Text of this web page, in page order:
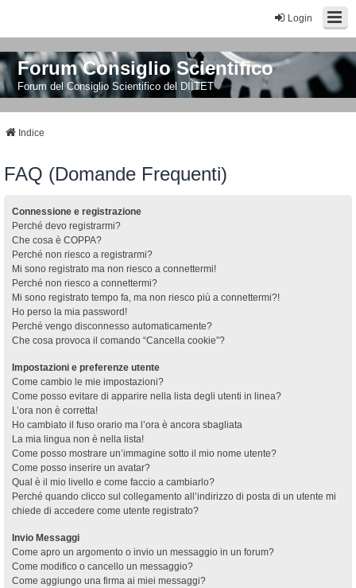
Login
Forum Consiglio Scientifico
Forum del Consiglio Scientifico del DIITET
Indice
FAQ (Domande Frequenti)
Connessione e registrazione
Perché devo registrarmi?
Che cosa è COPPA?
Perché non riesco a registrarmi?
Mi sono registrato ma non riesco a connettermi!
Perché non riesco a connettermi?
Mi sono registrato tempo fa, ma non riesco più a connettermi?!
Ho perso la mia password!
Perché vengo disconnesso automaticamente?
Che cosa provoca il comando “Cancella cookie”?
Impostazioni e preferenze utente
Come cambio le mie impostazioni?
Come posso evitare di apparire nella lista degli utenti in linea?
L’ora non è corretta!
Ho cambiato il fuso orario ma l’ora è ancora sbagliata
La mia lingua non è nella lista!
Come posso mostrare un’immagine sotto il mio nome utente?
Come posso inserire un avatar?
Qual è il mio livello e come faccio a cambiarlo?
Perché quando clicco sul collegamento all’indirizzo di posta di un utente mi
chiede di accedere come utente registrato?
Invio Messaggi
Come apro un argomento o invio un messaggio in un forum?
Come modifico o cancello un messaggio?
Come aggiungo una firma ai miei messaggi?